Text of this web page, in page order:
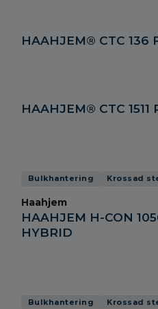
HAAHJEM® CTC 136
HAAHJEM® CTC 1511
Bulkhantering Krossad
Haahjem
HAAHJEM H-CON
HYBRID
Bulkhantering Krossad